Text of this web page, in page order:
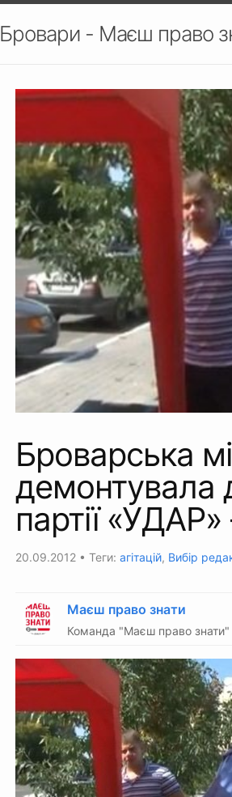
Бровари - Маєш право
Броварська
демонтувала
партії
20.09.2012 • Теги: агітацій, Вибір
Маєш право знати
Команда "Маєш право знати"